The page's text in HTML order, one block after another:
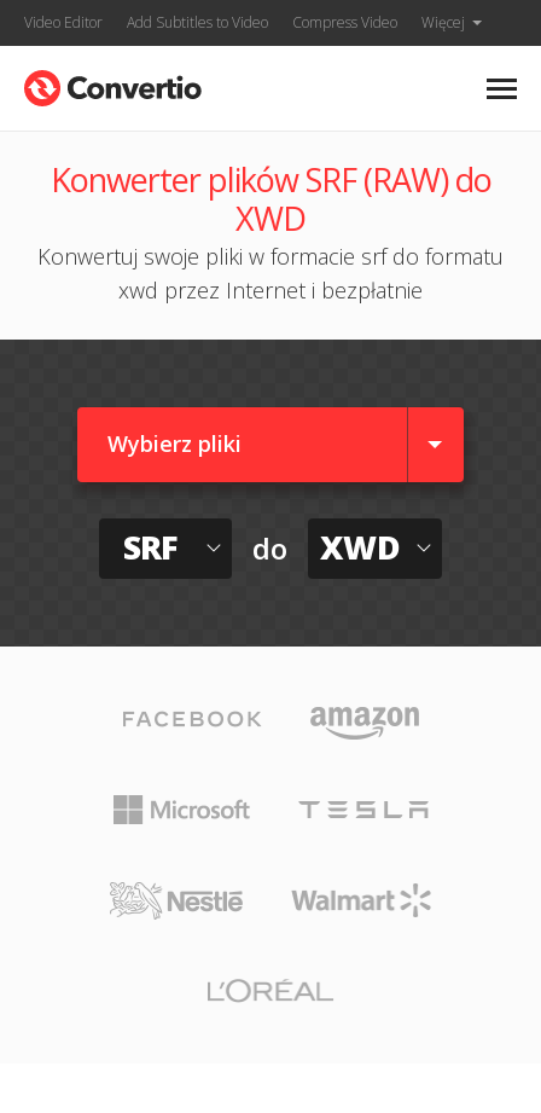
Video Editor Add Subtitles to Video Compress Video Więcej
Konwerter plików SRF (RAW) do
XWD
Konwertuj swoje pliki w formacie srf do formatu
xwd przez Internet i bezpłatnie
Wybierz pliki
SRF do XWD